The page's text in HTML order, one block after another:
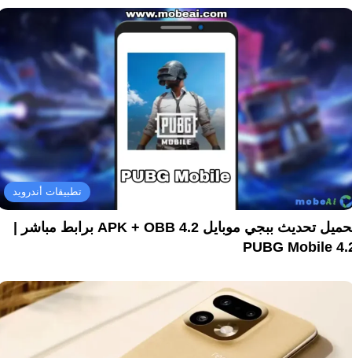
تطبيقات أندرويد
تحميل تحديث ببجي موبايل 4.2 APK + OBB برابط مباشر |
PUBG Mobile